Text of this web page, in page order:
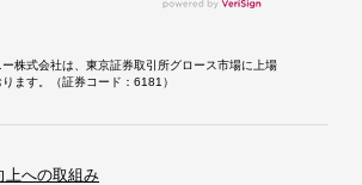
ー株式会社は、東京証券取引所グロース市場に上場
ります。（証券コード：6181）
上への取組み